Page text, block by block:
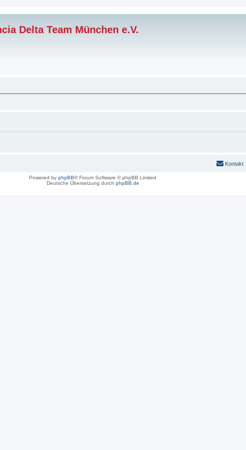
Delta Team München e.V.
Kontakt
Powered by phpBB® Forum Software © phpBB Limited
Deutsche Übersetzung durch phpBB.de